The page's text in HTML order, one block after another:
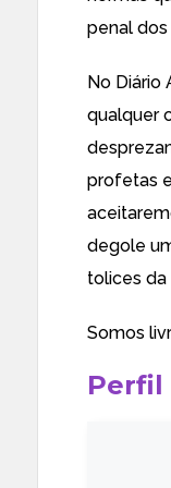
penal dos
No Diário
qualquer
profetas
degole
tolices
Somos
Perfil